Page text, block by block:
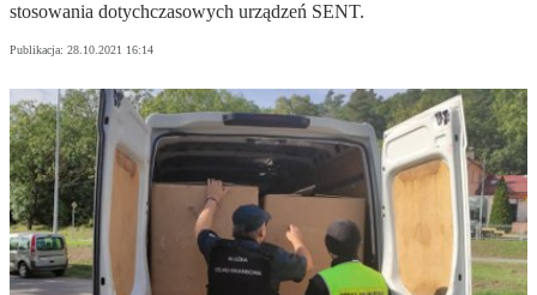
stosowania dotychczasowych urządzeń SENT.
Publikacja: 28.10.2021 16:14